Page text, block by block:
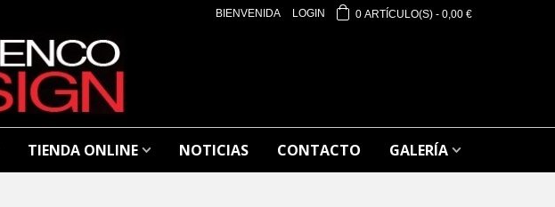
0 ARTÍCULO(S) - 0,00 €
LOGIN
BIENVENIDA
TIENDA ONLINE NOTICIAS CONTACTO GALERÍA